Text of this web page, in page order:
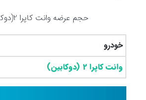
حجم عرضه وانت کاپرا 2(دوکابین)
خودرو
وانت کاپرا 2 (دوکابین)